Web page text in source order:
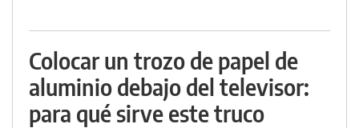
Colocar un trozo de papel de
aluminio debajo del televisor:
para qué sirve este truco